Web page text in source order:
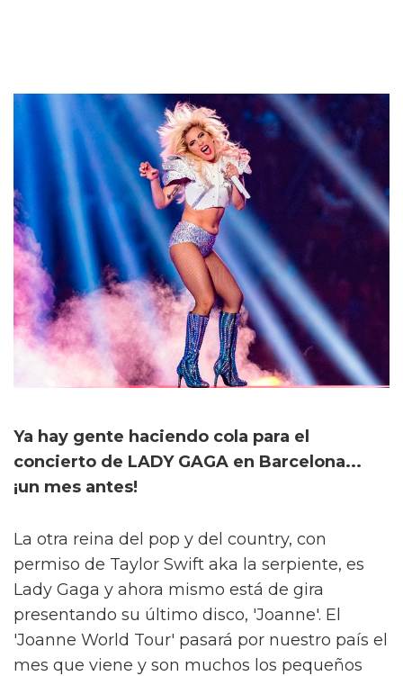
Ya hay gente haciendo cola para el
concierto de LADY GAGA en Barcelona...
¡un mes antes!
La otra reina del pop y del country, con
permiso de Taylor Swift aka la serpiente, es
Lady Gaga y ahora mismo está de gira
presentando su último disco, 'Joanne'. El
'Joanne World Tour' pasará por nuestro país el
mes que viene y son muchos los pequeños